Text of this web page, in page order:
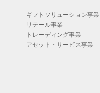
ギフトソリューション事業
リテール事業
トレーディング事業
アセット・サービス事業